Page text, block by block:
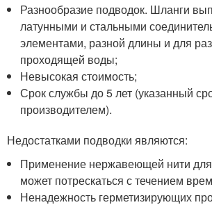
Разнообразие подводок. Шланги
латунными и стальными
элементами, разной длины и для
проходящей воды;
Невысокая стоимость;
Срок службы до 5 лет (указанный
производителем).
Недостатками подводки являются:
Применение нержавеющей нити для
может потрескаться с течением
Ненадежность герметизирующих